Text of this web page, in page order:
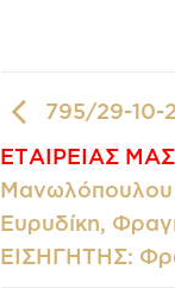
795/29-10-
ΕΤΑΙΡΕΙΑΣ
Μανωλόπουλου
Ευρυδίκη,
ΕΙΣΗΓΗΤΗΣ: